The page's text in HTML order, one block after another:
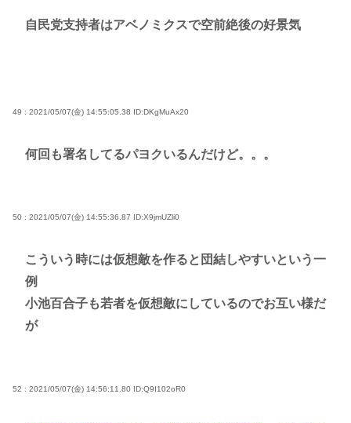
自民党支持者はアベノミクスで空前絶後の好景気
49 : 2021/05/07(金) 14:55:05.38 ID:DKgMuAx20
何回も署名してるパヨクいるんだけど。。。
50 : 2021/05/07(金) 14:55:36.87 ID:X9jmUZli0
こういう時には仮想敵を作ると団結しやすいという一
例
小池百合子も若者を仮想敵にしているのでお互い様だ
が
52 : 2021/05/07(金) 14:56:11.80 ID:Q9I102oR0